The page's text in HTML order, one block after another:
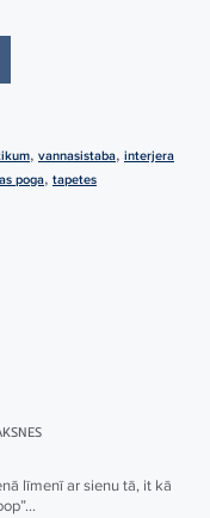
, vannasistaba, interjera
poga, tapetes
līmenī ar sienu tā, it kā